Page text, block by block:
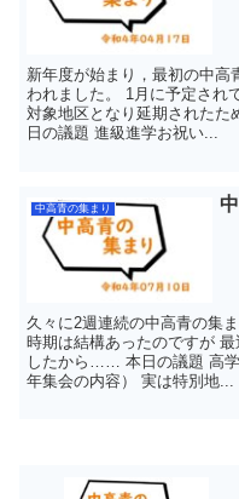
新年度が始まり，最初の中高
われました。 1月に予定され
対象地区となり延期されたた
日の議題 進級進学お祝い...
中高青の集まり
久々に2週連続の中高青の集
時期は結構あったのですが
したから…… 本日の議題 高
年集会の内容） 実は特別地...